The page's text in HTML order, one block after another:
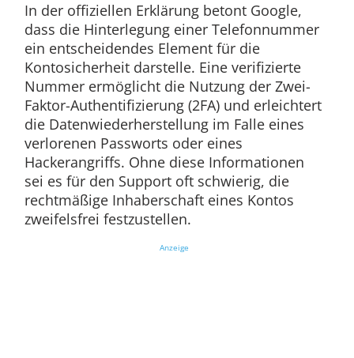
In der offiziellen Erklärung betont Google,
dass die Hinterlegung einer Telefonnummer
ein entscheidendes Element für die
Kontosicherheit darstelle. Eine verifizierte
Nummer ermöglicht die Nutzung der Zwei-
Faktor-Authentifizierung (2FA) und erleichtert
die Datenwiederherstellung im Falle eines
verlorenen Passworts oder eines
Hackerangriffs. Ohne diese Informationen
sei es für den Support oft schwierig, die
rechtmäßige Inhaberschaft eines Kontos
zweifelsfrei festzustellen.
Anzeige